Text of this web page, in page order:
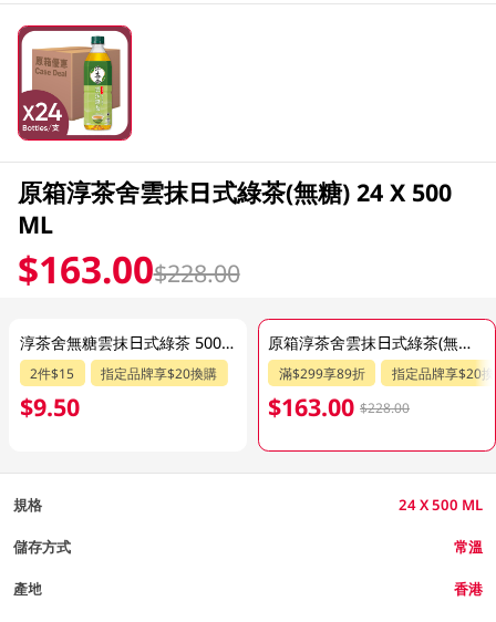
原箱淳茶舍雲抹日式綠茶(無糖) 24 X 500
ML
$163.00$228.00
淳茶舍無糖雲抹日式綠茶 500ML
2件$15 指定品牌享$20換購
$9.50
原箱淳茶舍雲抹日式綠茶(無糖) 24 X 500 ML
滿$299享89折 指定品牌享$20
$163.00 $228.00
規格 24 X 500 ML
儲存方式 常溫
產地 香港